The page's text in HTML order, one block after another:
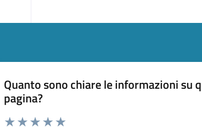
Quanto sono chiare le informazioni su
pagina?
Valuta da 1 a 5 stelle la pagina